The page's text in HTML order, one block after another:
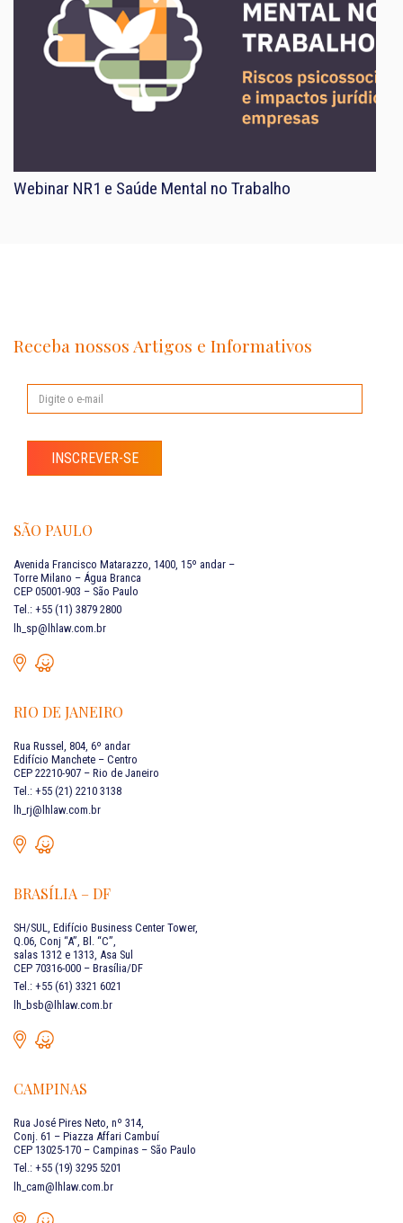
Webinar NR1 e Saúde Mental no Trabalho
Receba nossos Artigos e Informativos
INSCREVER-SE
SÃO PAULO
Avenida Francisco Matarazzo, 1400, 15º andar –
Torre Milano – Água Branca
CEP 05001-903 – São Paulo
Tel.: +55 (11) 3879 2800
lh_sp@lhlaw.com.br
RIO DE JANEIRO
Rua Russel, 804, 6º andar
Edifício Manchete – Centro
CEP 22210-907 – Rio de Janeiro
Tel.: +55 (21) 2210 3138
lh_rj@lhlaw.com.br
BRASÍLIA – DF
SH/SUL, Edifício Business Center Tower,
Q.06, Conj “A”, Bl. “C”,
salas 1312 e 1313, Asa Sul
CEP 70316-000 – Brasília/DF
Tel.: +55 (61) 3321 6021
lh_bsb@lhlaw.com.br
CAMPINAS
Rua José Pires Neto, nº 314,
Conj. 61 – Piazza Affari Cambuí
CEP 13025-170 – Campinas – São Paulo
Tel.: +55 (19) 3295 5201
lh_cam@lhlaw.com.br